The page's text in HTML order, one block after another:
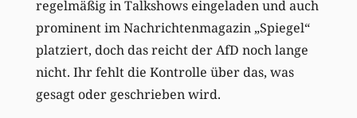
regelmäßig in Talkshows eingeladen und auch
prominent im Nachrichtenmagazin „Spiegel“
platziert, doch das reicht der AfD noch lange
nicht. Ihr fehlt die Kontrolle über das, was
gesagt oder geschrieben wird.